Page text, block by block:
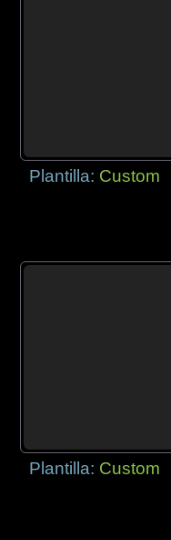
Plantilla: Custom
Plantilla: Custom